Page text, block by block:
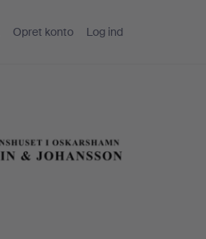
Opret konto Log ind